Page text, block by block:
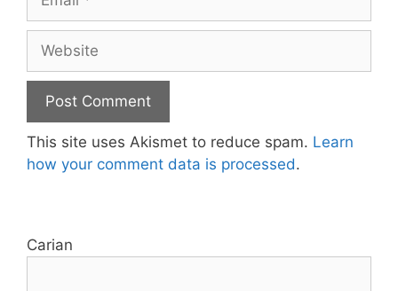
Website
This site uses Akismet to reduce spam. Learn
how your comment data is processed.
Carian